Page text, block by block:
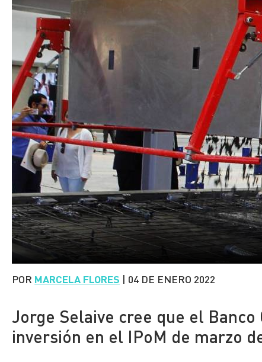
POR MARCELA FLORES | 04 DE ENERO 2022
Jorge Selaive cree que el
inversión en el IPoM de marzo